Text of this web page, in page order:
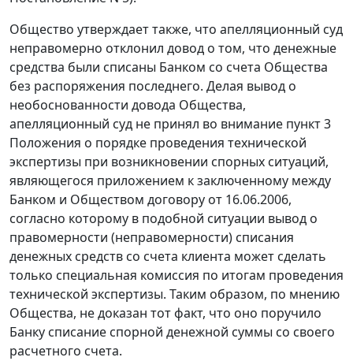
Общество утверждает также, что апелляционный суд
неправомерно отклонил довод о том, что денежные
средства были списаны Банком со счета Общества
без распоряжения последнего. Делая вывод о
необоснованности довода Общества,
апелляционный суд не принял во внимание пункт 3
Положения о порядке проведения технической
экспертизы при возникновении спорных ситуаций,
являющегося приложением к заключенному между
Банком и Обществом договору от 16.06.2006,
согласно которому в подобной ситуации вывод о
правомерности (неправомерности) списания
денежных средств со счета клиента может сделать
только специальная комиссия по итогам проведения
технической экспертизы. Таким образом, по мнению
Общества, не доказан тот факт, что оно поручило
Банку списание спорной денежной суммы со своего
расчетного счета.